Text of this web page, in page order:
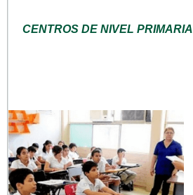
CENTROS DE NIVEL PRIMARIA